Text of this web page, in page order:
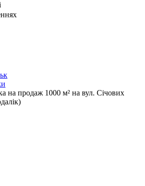
на продаж 1000 м² на вул. Січових